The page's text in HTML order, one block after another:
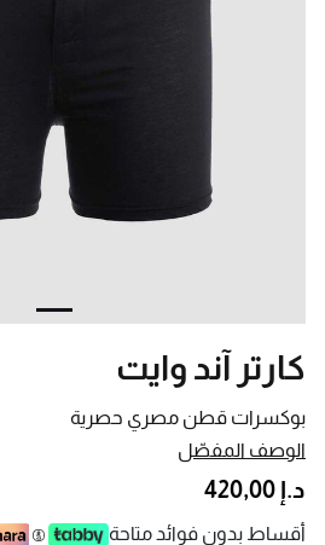
بوكسرات قطن مصري حصرية
كارتر آند وايت
الوصف المفصّل
د.إ 420,00
أقساط بدون فوائد متاحة